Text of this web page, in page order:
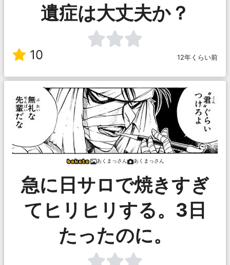
遺症は大丈夫か？
10 12年くらい前
あくまっさん あくまっさん
急に日サロで焼きすぎ
てヒリヒリする。3日
たったのに。